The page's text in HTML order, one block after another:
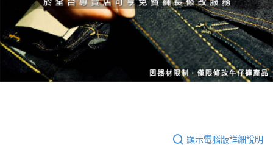
顯示電腦版詳細說明